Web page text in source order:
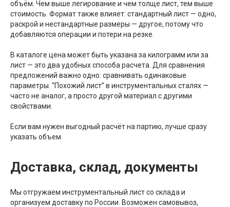
объём. Чем выше легирование и чем толще лист, тем выше
стоимость. Формат также влияет: стандартный лист — одно,
раскрой и нестандартные размеры — другое, потому что
добавляются операции и потери на резке.
В каталоге цена может быть указана за килограмм или за
лист — это два удобных способа расчета. Для сравнения
предложений важно одно: сравнивать одинаковые
параметры. “Похожий лист” в инструментальных сталях —
часто не аналог, а просто другой материал с другими
свойствами.
Если вам нужен выгодный расчёт на партию, лучше сразу
указать объем.
Доставка, склад, документы
Мы отгружаем инструментальный лист со склада и
организуем доставку по России. Возможен самовывоз,